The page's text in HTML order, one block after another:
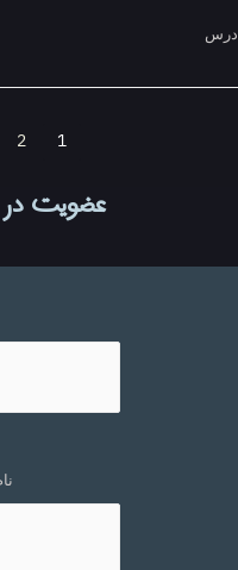
عضویت در
نام